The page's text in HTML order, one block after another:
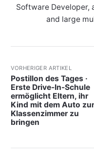
Software Developer,
and large
VORHERIGER ARTIKEL
Postillon des Tages ·
Erste Drive-In-Schule
ermöglicht Eltern, ihr
Kind mit dem Auto
Klassenzimmer zu
bringen